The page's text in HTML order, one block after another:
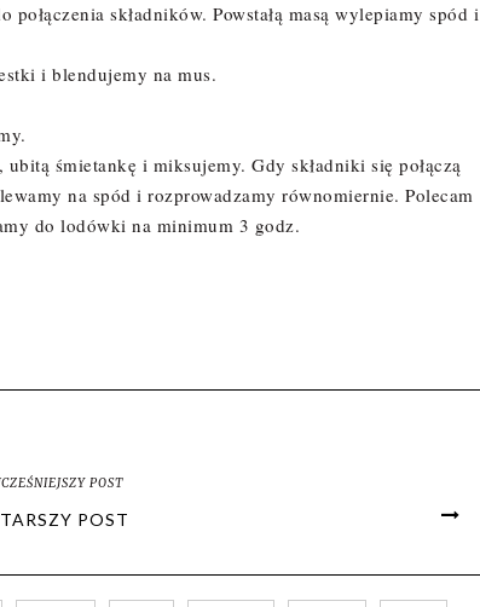
składników. Powstałą masą wylepiamy spód i
i blendujemy na mus.
śmietankę i miksujemy. Gdy składniki się połączą
na spód i rozprowadzamy równomiernie. Polecam
do lodówki na minimum 3 godz.
POST
POST